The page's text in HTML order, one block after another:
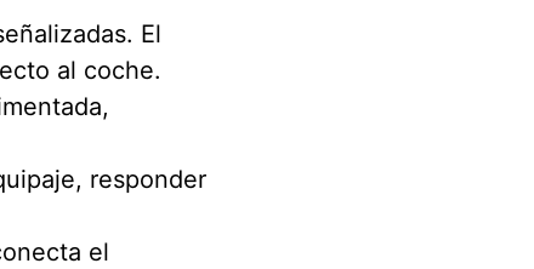
El
al coche.
responder
el